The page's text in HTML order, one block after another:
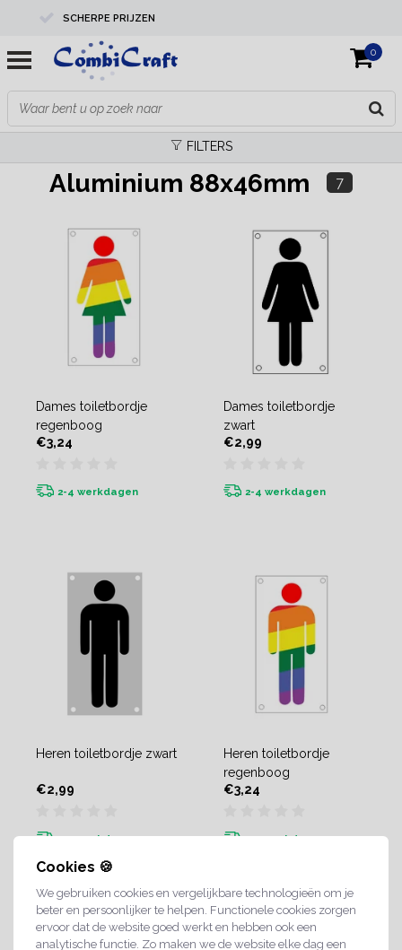
Cookies 🍪
We gebruiken cookies en vergelijkbare technologieën om je
beter en persoonlijker te helpen. Functionele cookies zorgen
ervoor dat de website goed werkt en hebben ook een
analytische functie. Zo maken we de website elke dag een
SCHERPE PRIJZEN
PROFESSIONELE KWALITEIT
EXPERTS IN MAATWERK
0
FILTERS
Aluminium 88x46mm 7
Dames toiletbordje
regenboog
€3,24
2-4 werkdagen
Dames toiletbordje
zwart
€2,99
2-4 werkdagen
Heren toiletbordje zwart
€2,99
2-4 werkdagen
Heren toiletbordje
regenboog
€3,24
2-4 werkdagen